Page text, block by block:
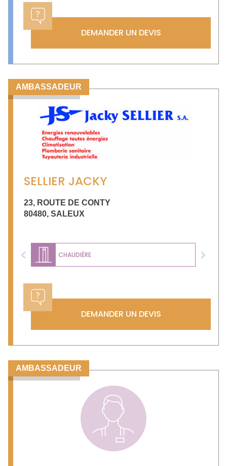
DEMANDER UN DEVIS
AMBASSADEUR
SELLIER JACKY
23, ROUTE DE CONTY
80480, SALEUX
CHAUDIÈRE
Previous Next
DEMANDER UN DEVIS
AMBASSADEUR